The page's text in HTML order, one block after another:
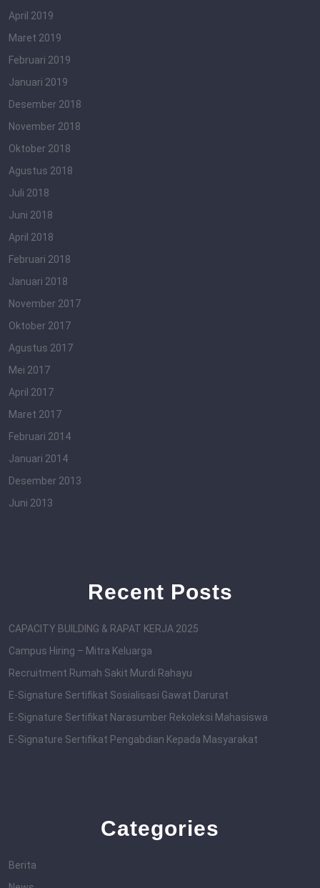
April 2019
Maret 2019
Februari 2019
Januari 2019
Desember 2018
November 2018
Oktober 2018
Agustus 2018
Juli 2018
Juni 2018
April 2018
Februari 2018
Januari 2018
November 2017
Oktober 2017
Agustus 2017
Mei 2017
April 2017
Maret 2017
Februari 2014
Januari 2014
Desember 2013
Juni 2013
Recent Posts
CAPACITY BUILDING & RAPAT KERJA 2025
Campus Hiring – Mitra Keluarga
Recruitment Rumah Sakit Murdi Rahayu
E-Signature Sertifikat Sosialisasi Gawat Darurat
E-Signature Sertifikat Narasumber Rekoleksi Mahasiswa
E-Signature Sertifikat Pengabdian Kepada Masyarakat
Categories
Berita